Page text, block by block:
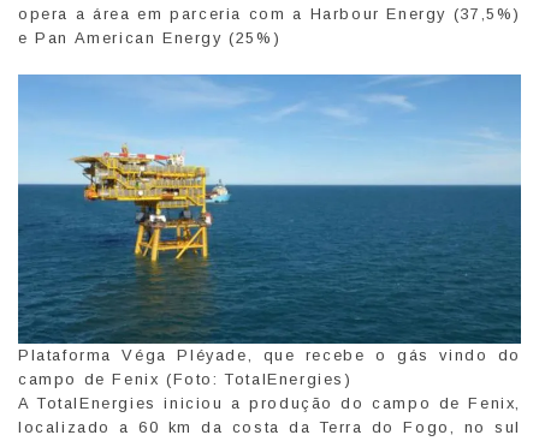
opera a área em parceria com a Harbour Energy (37,5%)
e Pan American Energy (25%)
Plataforma Véga Pléyade, que recebe o gás vindo do
campo de Fenix (Foto: TotalEnergies)
A TotalEnergies iniciou a produção do campo de Fenix,
localizado a 60 km da costa da Terra do Fogo, no sul